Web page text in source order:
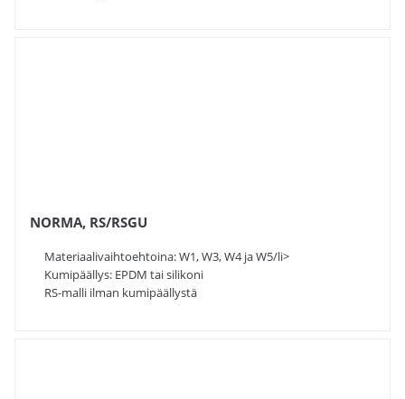
NORMA, RS/RSGU
Materiaalivaihtoehtoina: W1, W3, W4 ja W5/li>
Kumipäällys: EPDM tai silikoni
RS-malli ilman kumipäällystä